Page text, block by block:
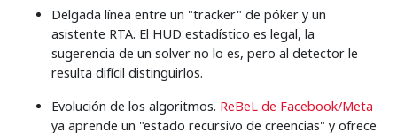
Delgada línea entre un "tracker" de póker y un
asistente RTA. El HUD estadístico es legal, la
sugerencia de un solver no lo es, pero al detector le
resulta difícil distinguirlos.
Evolución de los algoritmos. ReBeL de Facebook/Meta
ya aprende un "estado recursivo de creencias" y ofrece